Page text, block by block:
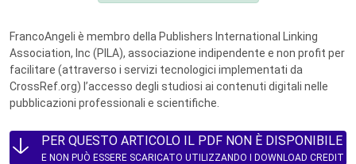
FrancoAngeli è membro della Publishers International Linking
Association, Inc (PILA), associazione indipendente e non profit per
facilitare (attraverso i servizi tecnologici implementati da
CrossRef.org) l’accesso degli studiosi ai contenuti digitali nelle
pubblicazioni professionali e scientifiche.
PER QUESTO ARTICOLO IL PDF NON È DISPONIBILE
E NON PUÒ ESSERE SCARICATO UTILIZZANDO I DOWNLOAD CREDIT